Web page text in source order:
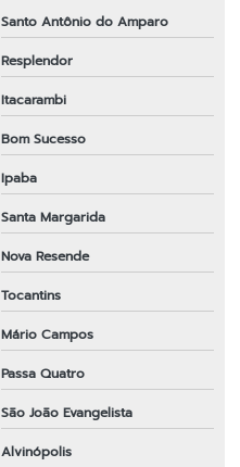
Santo Antônio do Amparo
Resplendor
Itacarambi
Bom Sucesso
Ipaba
Santa Margarida
Nova Resende
Tocantins
Mário Campos
Passa Quatro
São João Evangelista
Alvinópolis